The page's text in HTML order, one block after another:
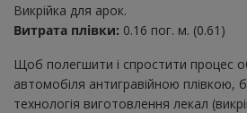
Викрійка для арок.
Витрата плівки: 0.16 пог. м. (0.61)
Щоб полегшити і спростити процес
автомобіля антигравійною плівкою,
технологія виготовлення лекал